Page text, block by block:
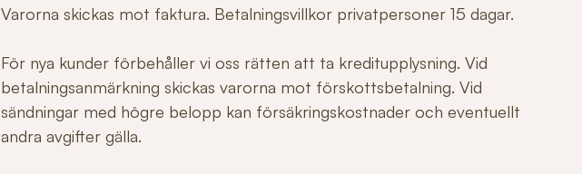
Varorna skickas mot faktura. Betalningsvillkor privatpersoner 15 dagar.
För nya kunder förbehåller vi oss rätten att ta kreditupplysning. Vid
betalningsanmärkning skickas varorna mot förskottsbetalning. Vid
sändningar med högre belopp kan försäkringskostnader och eventuellt
andra avgifter gälla.